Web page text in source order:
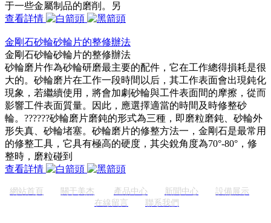
于一些金屬制品的磨削。另
查看詳情
金剛石砂輪砂輪片的整修辦法
金剛石砂輪砂輪片的整修辦法
砂輪磨片作為砂輪研磨最主要的配件，它在工作總得損耗是很
大的。砂輪磨片在工作一段時間以后，其工作表面會出現鈍化
現象，若繼續使用，將會加劇砂輪與工件表面間的摩擦，從而
影響工件表面質量。因此，應選擇適當的時間及時修整砂
輪。??????砂輪磨片磨鈍的形式為三種，即磨粒磨鈍、砂輪外
形失真、砂輪堵塞。砂輪磨片的修整方法一，金剛石是最常用
的修整工具，它具有極高的硬度，其尖銳角度為70°-80°，修
整時，磨粒碰到
查看詳情
網站首頁 關于美杰 產品中心 新聞中心
設備展示
在線留言
聯系我們